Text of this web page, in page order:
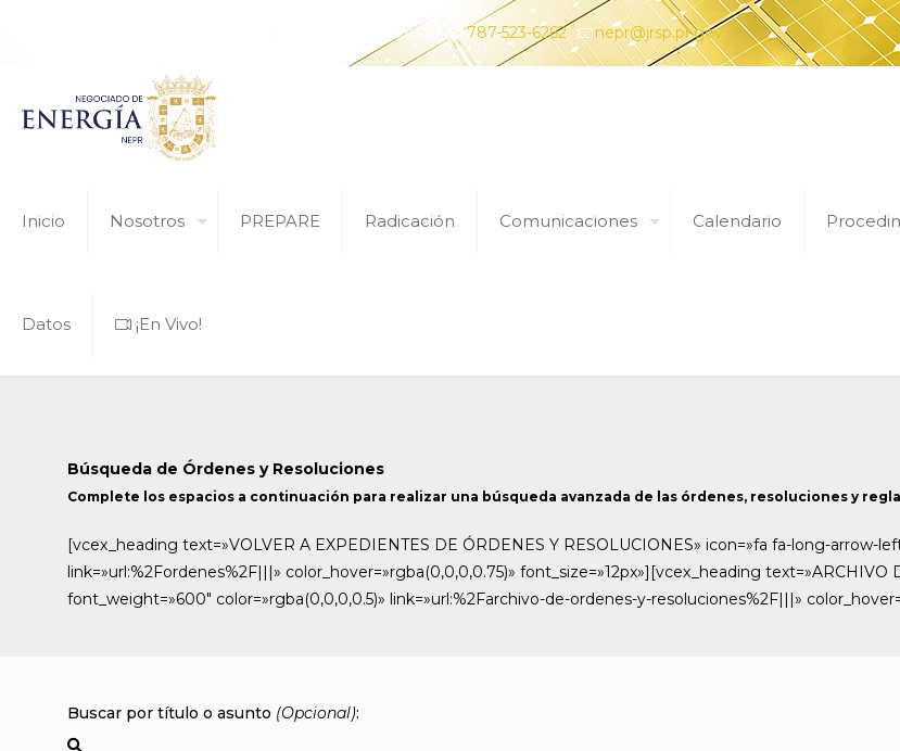
¿Tiene alguna pregunta? Comunícate con nosotros al 787-523-6262 nepr@jrsp.pr.gov
Inicio Nosotros PREPARE Radicación Comunicaciones Calendario
Datos ¡En Vivo!
Búsqueda de Órdenes y Resoluciones
Complete los espacios a continuación para realizar una búsqueda avanzada de las órdenes, resoluciones y
[vcex_heading text=»VOLVER A EXPEDIENTES DE ÓRDENES Y RESOLUCIONES» icon=»fa fa-long-arrow-
link=»url:%2Fordenes%2F|||» color_hover=»rgba(0,0,0,0.75)» font_size=»12px»][vcex_heading
font_weight=»600″ color=»rgba(0,0,0,0.5)» link=»url:%2Farchivo-de-ordenes-y-resoluciones%2F|||»
Buscar por título o asunto (Opcional):